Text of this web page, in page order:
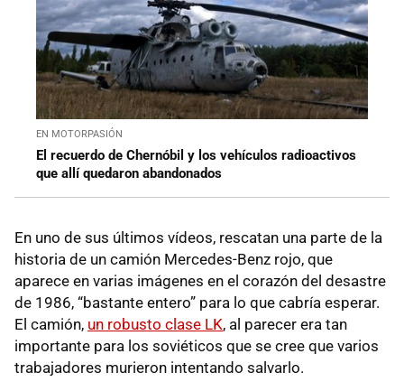
EN MOTORPASIÓN
El recuerdo de Chernóbil y los vehículos radioactivos
que allí quedaron abandonados
En uno de sus últimos vídeos, rescatan una parte de la
historia de un camión Mercedes-Benz rojo, que
aparece en varias imágenes en el corazón del desastre
de 1986, “bastante entero” para lo que cabría esperar.
El camión, un robusto clase LK, al parecer era tan
importante para los soviéticos que se cree que varios
trabajadores murieron intentando salvarlo.